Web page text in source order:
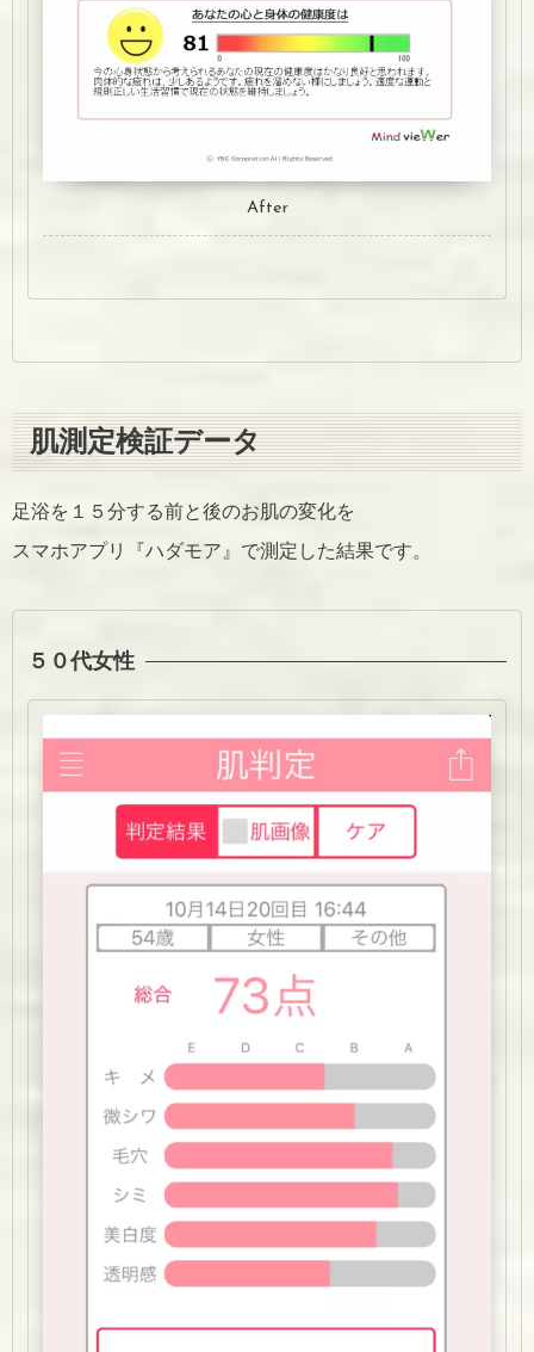
After
肌測定検証データ
足浴を１５分する前と後のお肌の変化を
スマホアプリ『ハダモア』で測定した結果です。
５０代女性